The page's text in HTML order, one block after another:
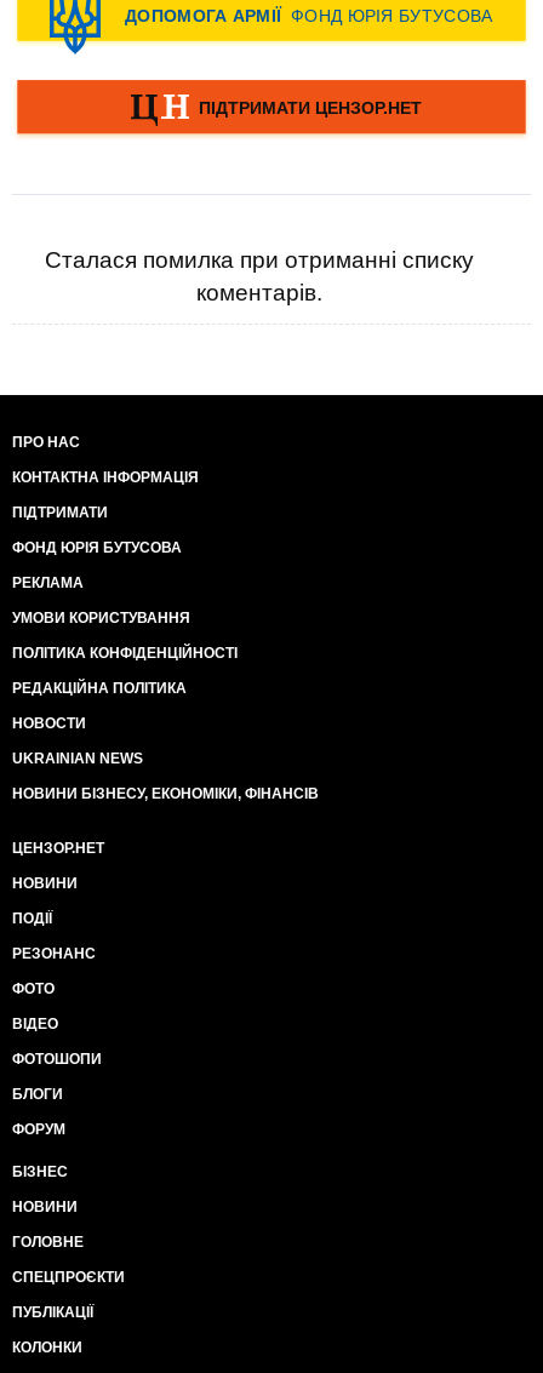
Сталася помилка при отриманні списку
коментарів.
ПРО НАС
КОНТАКТНА ІНФОРМАЦІЯ
ПІДТРИМАТИ
ФОНД ЮРІЯ БУТУСОВА
РЕКЛАМА
УМОВИ КОРИСТУВАННЯ
ПОЛІТИКА КОНФІДЕНЦІЙНОСТІ
РЕДАКЦІЙНА ПОЛІТИКА
НОВОСТИ
UKRAINIAN NEWS
НОВИНИ БІЗНЕСУ, ЕКОНОМІКИ, ФІНАНСІВ
ЦЕНЗОР.НЕТ
НОВИНИ
ПОДІЇ
РЕЗОНАНС
ФОТО
ВІДЕО
ФОТОШОПИ
БЛОГИ
ФОРУМ
БІЗНЕС
НОВИНИ
ГОЛОВНЕ
СПЕЦПРОЄКТИ
ПУБЛІКАЦІЇ
КОЛОНКИ